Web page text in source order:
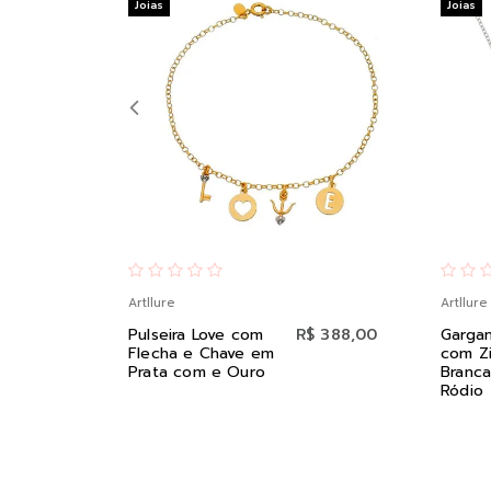
Artllure
Pulseira Love com
Flecha e Chave em
Prata com e Ouro
R$ 388,00
Joias
Artllure
com
Ródio
Joias